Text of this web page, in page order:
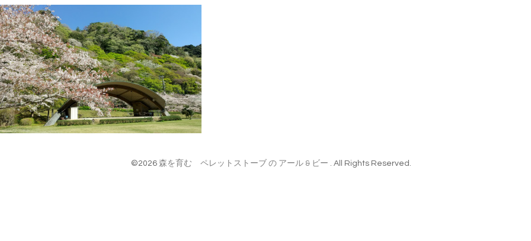
©2026 森を育む ペレットストーブ の アール & ビー . All Rights Reserved.